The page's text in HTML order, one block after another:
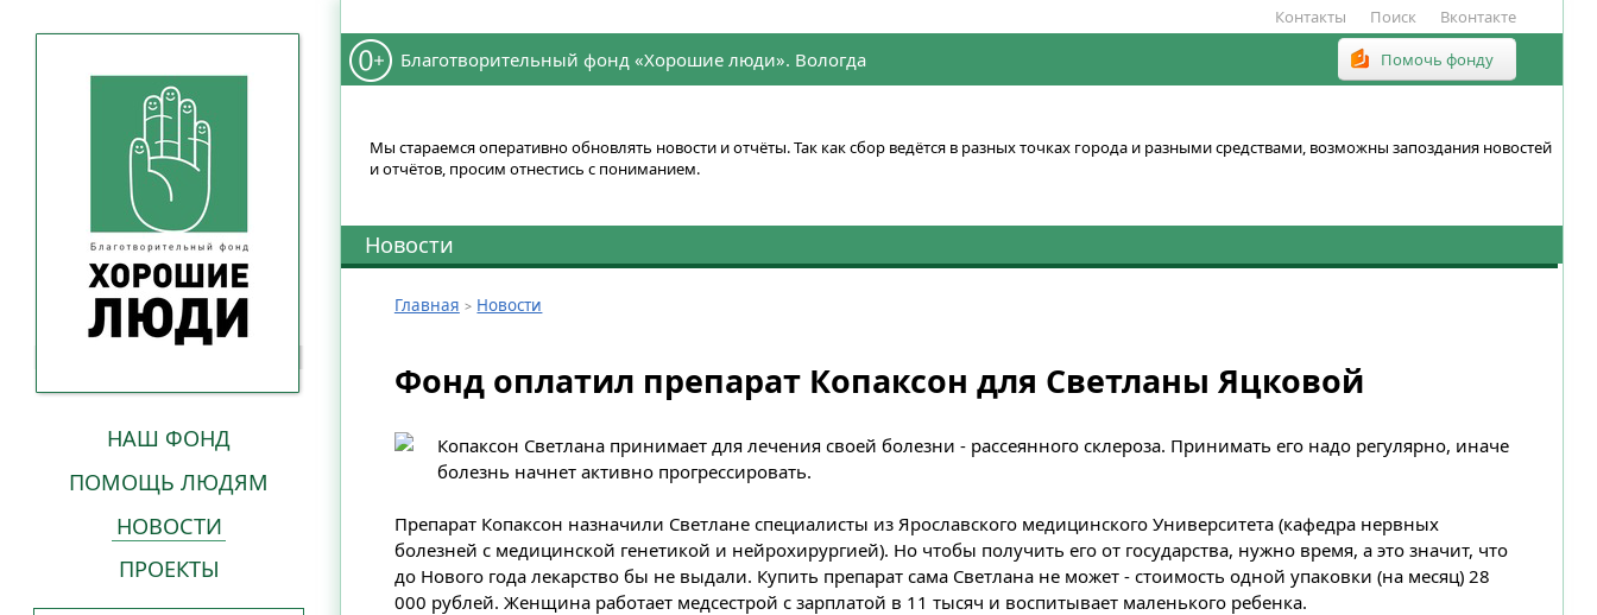
НАШ ФОНД
ПОМОЩЬ ЛЮДЯМ
НОВОСТИ
ПРОЕКТЫ
Контакты Поиск Вконтакте
Благотворительный фонд «Хорошие люди». Вологда Помочь фонду
Мы стараемся оперативно обновлять новости и отчёты. Так как сбор ведётся в разных точках города и разными средствами, возможны запоздания новостей
и отчётов, просим отнестись с пониманием.
Новости
Главная Новости
Фонд оплатил препарат Копаксон для Светланы Яцковой
Копаксон Светлана принимает для лечения своей болезни - рассеянного склероза. Принимать его надо регулярно, иначе
болезнь начнет активно прогрессировать.
Препарат Копаксон назначили Светлане специалисты из Ярославского медицинского Университета (кафедра нервных
болезней с медицинской генетикой и нейрохирургией). Но чтобы получить его от государства, нужно время, а это значит, что
до Нового года лекарство бы не выдали. Купить препарат сама Светлана не может - стоимость одной упаковки (на месяц) 28
000 рублей. Женщина работает медсестрой с зарплатой в 11 тысяч и воспитывает маленького ребенка.